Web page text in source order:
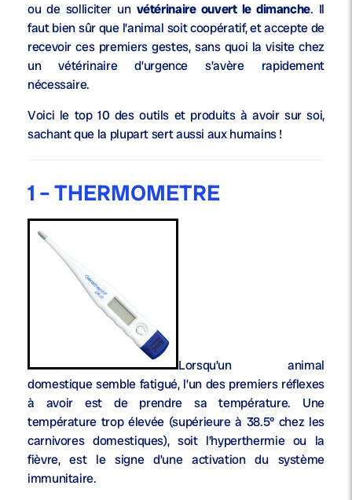
ou de solliciter un vétérinaire ouvert le dimanche. Il
faut bien sûr que l’animal soit coopératif, et accepte de
recevoir ces premiers gestes, sans quoi la visite chez
un vétérinaire d’urgence s’avère rapidement
nécessaire.
Voici le top 10 des outils et produits à avoir sur soi,
sachant que la plupart sert aussi aux humains !
1 – THERMOMETRE
Lorsqu’un animal
domestique semble fatigué, l’un des premiers réflexes
à avoir est de prendre sa température. Une
température trop élevée (supérieure à 38.5° chez les
carnivores domestiques), soit l’hyperthermie ou la
fièvre, est le signe d’une activation du système
immunitaire.